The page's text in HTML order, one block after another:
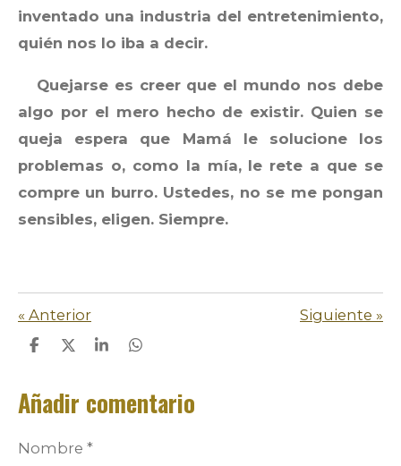
inventado una industria del entretenimiento,
quién nos lo iba a decir.
Quejarse es creer que el mundo nos debe
algo por el mero hecho de existir. Quien se
queja espera que Mamá le solucione los
problemas o, como la mía, le rete a que se
compre un burro. Ustedes, no se me pongan
sensibles, eligen. Siempre.
« Anterior Siguiente »
C
p
a
t
i
C
p
a
t
i
C
p
a
C
p
a
Añadir comentario
Nombre *